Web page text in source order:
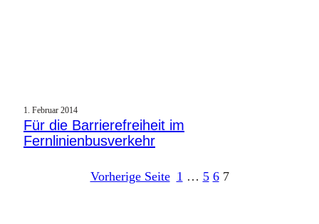
1. Februar 2014
Für die Barrierefreiheit im
Fernlinienbusverkehr
Vorherige Seite 1 … 5 6 7